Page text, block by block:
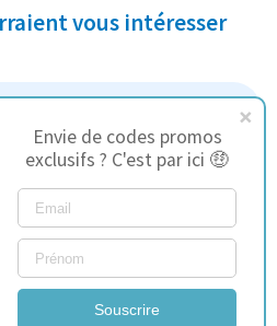
Envie de codes promos
exclusifs ? C'est par ici 🤑
Souscrire
vous intéresser